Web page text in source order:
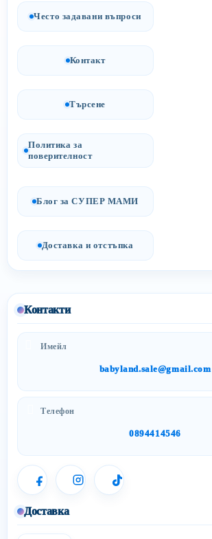
Често задавани въпроси
Контакт
Търсене
Политика за
поверителност
Блог за СУПЕР МАМИ
Доставка и отстъпка
Контакти
Имейл
babyland.sale@gmail.com
Телефон
0894414546
Доставка